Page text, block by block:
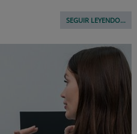
SEGUIR LEYENDO...